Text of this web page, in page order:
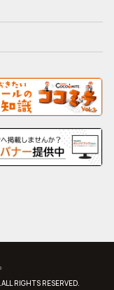
RIGHTS RESERVED.